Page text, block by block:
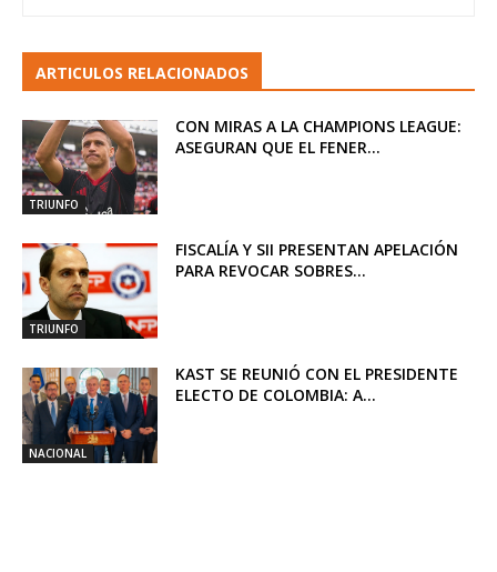
ARTICULOS RELACIONADOS
TRIUNFO
CON MIRAS A LA CHAMPIONS LEAGUE:
ASEGURAN QUE EL FENER...
TRIUNFO
FISCALÍA Y SII PRESENTAN APELACIÓN
PARA REVOCAR SOBRES...
NACIONAL
KAST SE REUNIÓ CON EL PRESIDENTE
ELECTO DE COLOMBIA: A...